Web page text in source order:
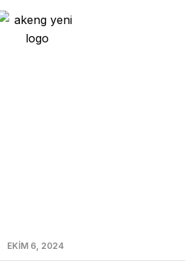
EKIM 6, 2024